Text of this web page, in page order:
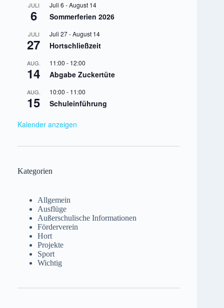
JULI
6
Juli 6 -August 14
Sommerferien 2026
JULI
27
Juli 27-August 14
Hortschließzeit
AUG.
14
11:00 - 12:00
Abgabe Zuckertüte
AUG.
15
10:00 - 11:00
Schuleinführung
Kalender anzeigen
Kategorien
Allgemein
Ausflüge
Außerschulische Informationen
Förderverein
Hort
Projekte
Sport
Wichtig